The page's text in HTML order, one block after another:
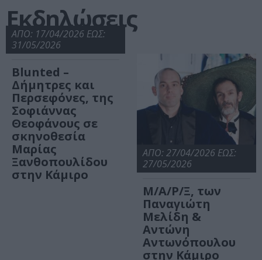
Εκδηλώσεις
ΑΠΟ: 17/04/2026 ΕΩΣ:
31/05/2026
Blunted –
Δήμητρες και
Περσεφόνες, της
Σοφιάννας
Θεοφάνους σε
σκηνοθεσία
Μαρίας
Ξανθοπουλίδου
στην Κάμιρο
ΑΠΟ: 27/04/2026 ΕΩΣ:
27/05/2026
Μ/Α/Ρ/Ξ, των
Παναγιώτη
Μελίδη &
Αντώνη
Αντωνόπουλου
στην Κάμιρο